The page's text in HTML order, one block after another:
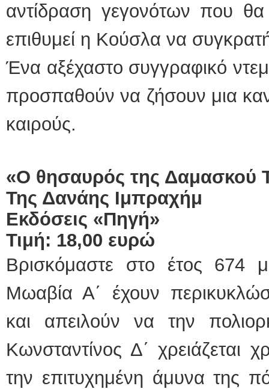
αντίδραση γεγονότων που
επιθυμεί η Κούσλα να
Ένα αξέχαστο συγγραφικό
προσπαθούν να ζήσουν μια
καιρούς.
«O θησαυρός της Δαμασκού
Της Δανάης Ιμπραχήμ
Εκδόσεις «Πηγή»
Τιμή: 18,00 ευρώ
Βρισκόμαστε στο έτος 674
Μωαβία Α΄ έχουν
και απειλούν να την
Κωνσταντίνος Δ΄ χρειάζεται
την επιτυχημένη άμυνα της